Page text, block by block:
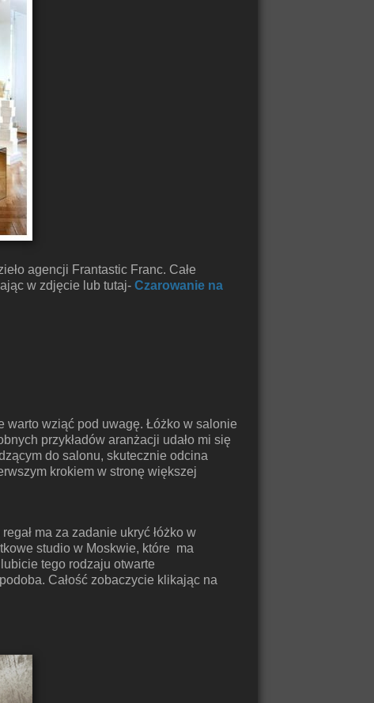
agencji Frantastic Franc. Całe
w zdjęcie lub tutaj- Czarowanie na
warto wziąć pod uwagę. Łóżko w salonie
przykładów aranżacji udało mi się
do salonu, skutecznie odcina
krokiem w stronę większej
ma za zadanie ukryć łóżko w
studio w Moskwie, które ma
tego rodzaju otwarte
Całość zobaczycie klikając na